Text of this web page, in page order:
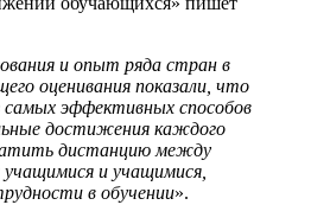
и опыт ряда стран в
оценивания показали, что
самых эффективных способов
достижения каждого
дистанцию между
и учащимися,
в обучении».